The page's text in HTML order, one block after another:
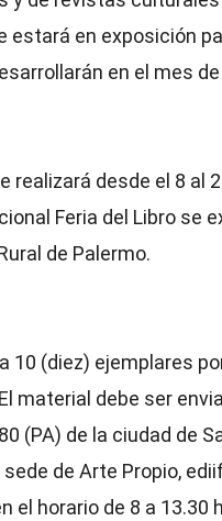
estará en exposición
en el mes de
realizará desde el 8 al
Feria del Libro se
de Palermo.
10 (diez) ejemplares
material debe ser
(PA) de la ciudad de
de Arte Propio,
el horario de 8 a